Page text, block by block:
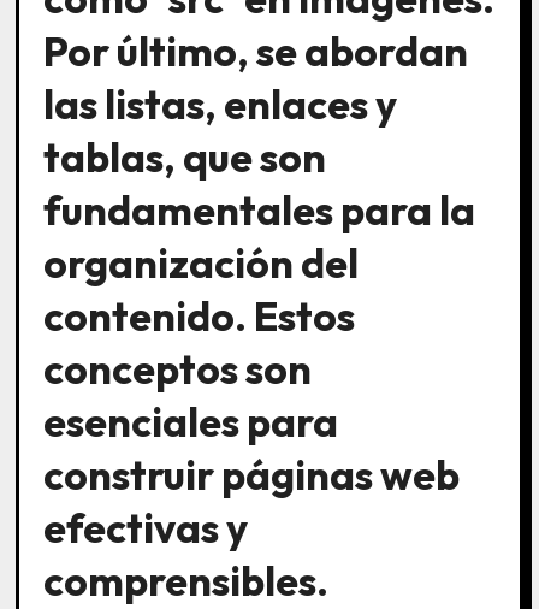
Por último, se abordan
las listas, enlaces y
tablas, que son
fundamentales para la
organización del
contenido. Estos
conceptos son
esenciales para
construir páginas web
efectivas y
comprensibles.